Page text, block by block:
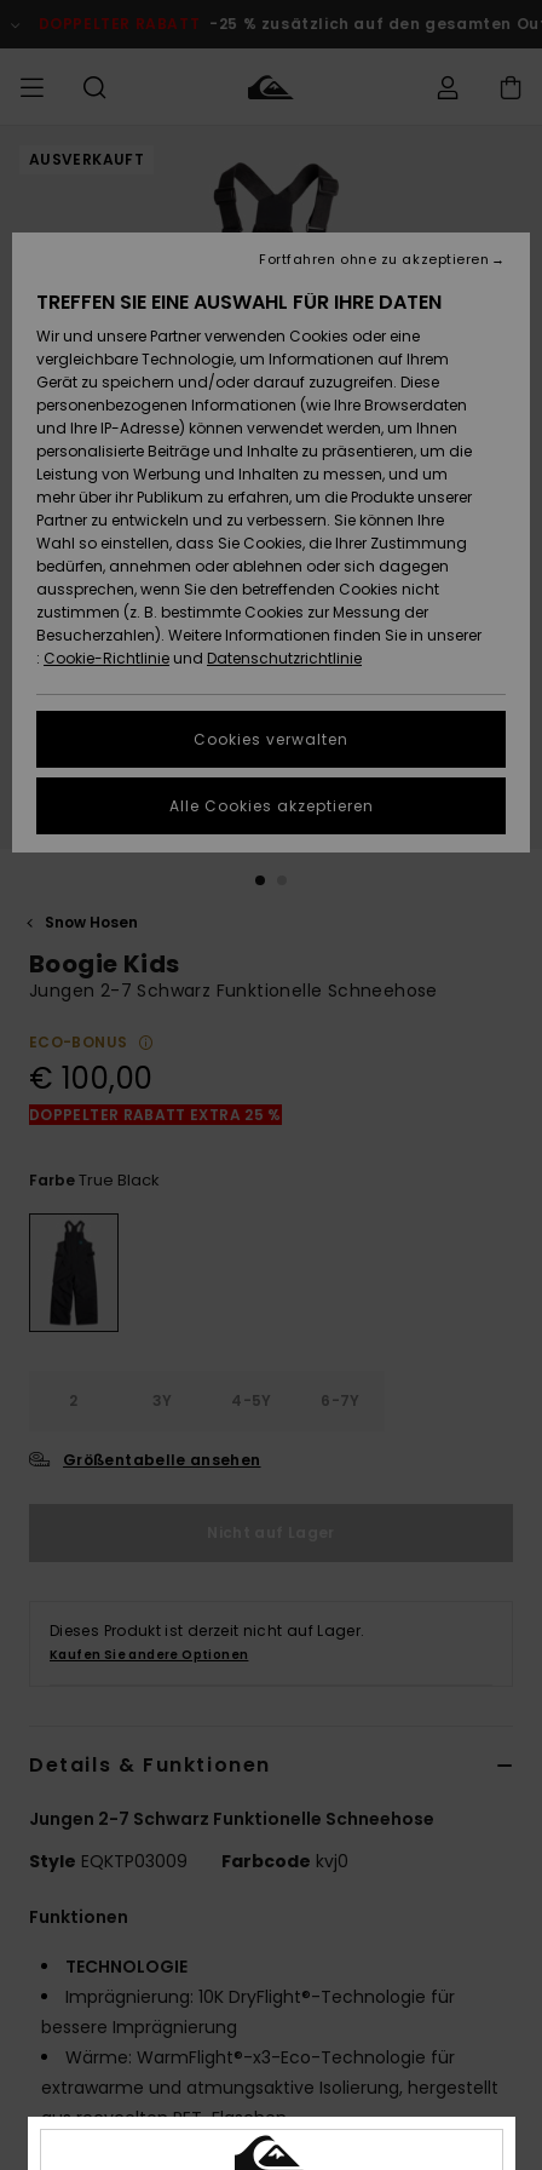
Produktinformation
DOPPELTER RABATT -25 % zusätzlich auf den gesamten
MÄNNER Kleidung
Accessoires
Schuhe&
Flip-Flops
Surf
Snow
Brandneu
Highlights
JUNGEN
Kleidung
Accessoires
Schuhe&
Flip-Flops
Surf
Snow
Brandneu
Highlights
FRAUEN
Shop
Brandneu
Highlights
Snow
SURF
Surf Shop
Männer
Kinder
Highlights
Community
SNOW
Snow Shop
Männer
Kinder
Snow Shop
Damen
Highlights
Community
DOPPELTER
RABATT
Outlet
Herren
KINDER
Outlet
Frauen
HILFE & KONTAKT
Auf meine
Bestellung
zugreifen
Versand
Retouren
Bezahlung
Geschenkkarte
Quiksilver
Freedom
Datenschutz
Starten Sie eine
Unterhaltung,
schnellste
Antwort auf Ihre
Frage zu
erhalten.
Finden Sie
NACHHALTIGKEIT
WUNSCHLISTE
AUSVERKAUFT
Snow Hosen
Boogie Kids
Jungen 2-7 Schwarz Funktionelle Schneehose
ECO-BONUS
€ 100,00
DOPPELTER RABATT EXTRA 25 %
FarbeTrue Black
2 3Y 4-5Y 6-7Y
Größentabelle ansehen
Dieses Produkt ist derzeit nicht auf Lager.
Kaufen Sie andere Optionen
Details & Funktionen
Jungen 2-7 Schwarz Funktionelle Schneehose
Style EQKTP03009 Farbcode kvj0
Funktionen
TECHNOLOGIE
Imprägnierung: 10K DryFlight®-Technologie für
bessere Imprägnierung
Wärme: WarmFlight®-x3-Eco-Technologie für
extrawarme und atmungsaktive Isolierung, hergestellt
aus recycelten PET-Flaschen
TREFFEN SIE EINE AUSWAHL FÜR IHRE DATEN
Wir und unsere Partner verwenden Cookies oder eine
vergleichbare Technologie, um Informationen auf Ihrem
Gerät zu speichern und/oder darauf zuzugreifen. Diese
personenbezogenen Informationen (wie Ihre Browserdaten
und Ihre IP-Adresse) können verwendet werden, um Ihnen
personalisierte Beiträge und Inhalte zu präsentieren, um die
Leistung von Werbung und Inhalten zu messen, und um
mehr über ihr Publikum zu erfahren, um die Produkte unserer
Partner zu entwickeln und zu verbessern. Sie können Ihre
Wahl so einstellen, dass Sie Cookies, die Ihrer Zustimmung
bedürfen, annehmen oder ablehnen oder sich dagegen
aussprechen, wenn Sie den betreffenden Cookies nicht
zustimmen (z. B. bestimmte Cookies zur Messung der
Besucherzahlen). Weitere Informationen finden Sie in unserer
: Cookie-Richtlinie und Datenschutzrichtlinie
Cookies verwalten
Fortfahren ohne zu akzeptieren
Alle Cookies akzeptieren